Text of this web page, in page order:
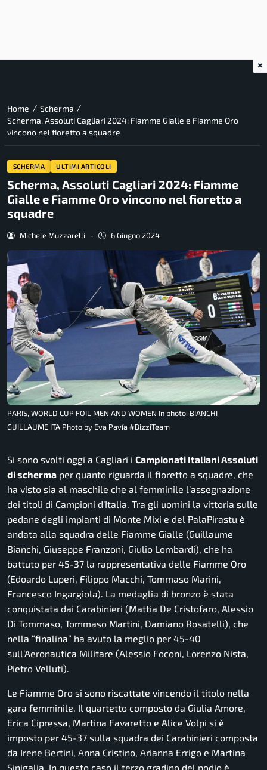
Home / Scherma /
Scherma, Assoluti Cagliari 2024: Fiamme Gialle e Fiamme Oro
vincono nel fioretto a squadre
SCHERMA ULTIMI ARTICOLI
Scherma, Assoluti Cagliari 2024: Fiamme
Gialle e Fiamme Oro vincono nel fioretto a
squadre
Michele Muzzarelli - 6 Giugno 2024
PARIS, WORLD CUP FOIL MEN AND WOMEN In photo: BIANCHI
GUILLAUME ITA Photo by Eva Pavía #BizziTeam
Si sono svolti oggi a Cagliari i Campionati Italiani Assoluti
di scherma per quanto riguarda il fioretto a squadre, che
ha visto sia al maschile che al femminile l’assegnazione
dei titoli di Campioni d’Italia. Tra gli uomini la vittoria sulle
pedane degli impianti di Monte Mixi e del PalaPirastu è
andata alla squadra delle Fiamme Gialle (Guillaume
Bianchi, Giuseppe Franzoni, Giulio Lombardi), che ha
battuto per 45-37 la rappresentativa delle Fiamme Oro
(Edoardo Luperi, Filippo Macchi, Tommaso Marini,
Francesco Ingargiola). La medaglia di bronzo è stata
conquistata dai Carabinieri (Mattia De Cristofaro, Alessio
Di Tommaso, Tommaso Martini, Damiano Rosatelli), che
nella “finalina” ha avuto la meglio per 45-40
sull’Aeronautica Militare (Alessio Foconi, Lorenzo Nista,
Pietro Velluti).
Le Fiamme Oro si sono riscattate vincendo il titolo nella
gara femminile. Il quartetto composto da Giulia Amore,
Erica Cipressa, Martina Favaretto e Alice Volpi si è
imposto per 45-37 sulla squadra dei Carabinieri composta
da Irene Bertini, Anna Cristino, Arianna Errigo e Martina
Sinigalia. In questo caso il terzo gradino del podio è
×